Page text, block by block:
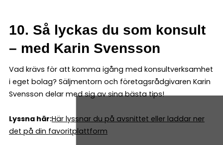
10. Så lyckas du som konsult
– med Karin Svensson
Vad krävs för att komma igång med konsultverksamhet
i eget bolag? Säljmentorn och företagsrådgivaren Karin
Svensson delar med sig av sina bästa tips!
Lyssna här:Här lyssnar du på avsnittet eller laddar ner
det på din favoritplattform